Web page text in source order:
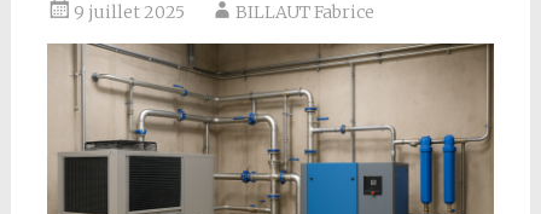
9 juillet 2025 BILLAUT Fabrice